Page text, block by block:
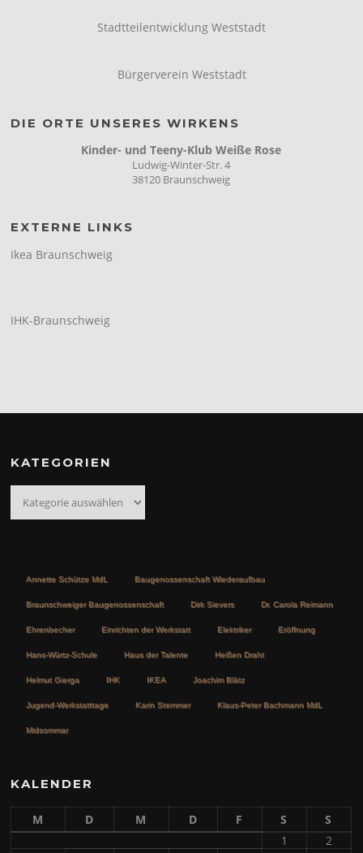
Stadtteilentwicklung Weststadt
Bürgerverein Weststadt
DIE ORTE UNSERES WIRKENS
Kinder- und Teeny-Klub Weiße Rose
Ludwig-Winter-Str. 4
38120 Braunschweig
EXTERNE LINKS
Ikea Braunschweig
IHK-Braunschweig
KATEGORIEN
Annette Schütze MdL Baugenossenschaft Wiederaufbau
Braunschweiger Baugenossenschaft Dirk Sievers Dr. Carola Reimann
Ehrenbecher Einrichten der Werkstatt Elektriker Eröffnung
Hans-Würtz-Schule Haus der Talente Heißen Draht
Helmut Gierga IHK IKEA Joachim Blätz
Jugend-Werkstatttage Karin Stemmer Klaus-Peter Bachmann MdL
Midsommar
KALENDER
M D M D F S
S
1
2